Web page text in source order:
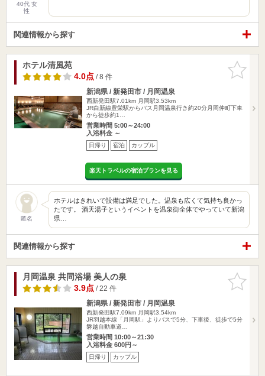
40代 女
性
関連情報から探す
お気に入
りに追加
ホテル清風苑
4.0点/ 8 件
新潟県 / 新発田市 / 月岡温泉
西新発田駅7.01km 月岡駅3.53km
JR白新線豊栄駅からバス月岡温泉行き約20分月岡仲町下車
から徒歩約1…
営業時間 5:00～24:00
入浴料金 ～
日帰り 宿泊 カップル
楽天トラベルの宿泊プランを見る
匿名
ホテルはきれいで設備は満足でした。温泉も広くて気持ち良かっ
たです。 酒天湯子というイベントを温泉街全体でやっていて新潟
県…
関連情報から探す
お気に入
りに追加
月岡温泉 共同浴場 美人の泉
3.9点/ 22 件
新潟県 / 新発田市 / 月岡温泉
西新発田駅7.09km 月岡駅3.54km
JR羽越本線「月岡駅」よりバスで5分、下車後、徒歩で5分
磐越自動車道…
営業時間 10:00～21:30
入浴料金 600円～
日帰り カップル